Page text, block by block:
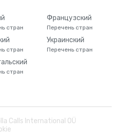
стран
Французский
Перечень стран
стран
Украинский
Перечень стран
стран
Calls International OÜ